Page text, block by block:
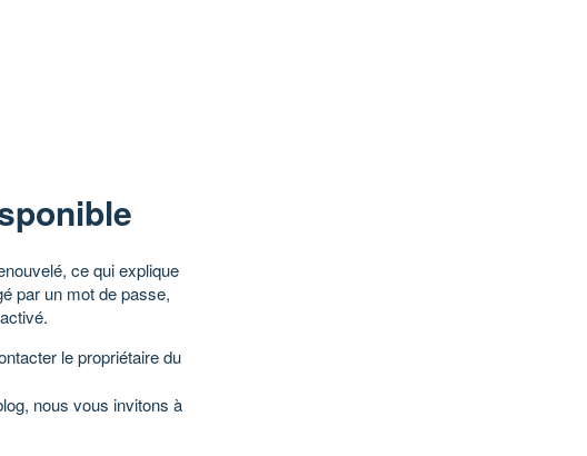
ce qui explique
par un mot de passe,
le propriétaire du
nous vous invitons à